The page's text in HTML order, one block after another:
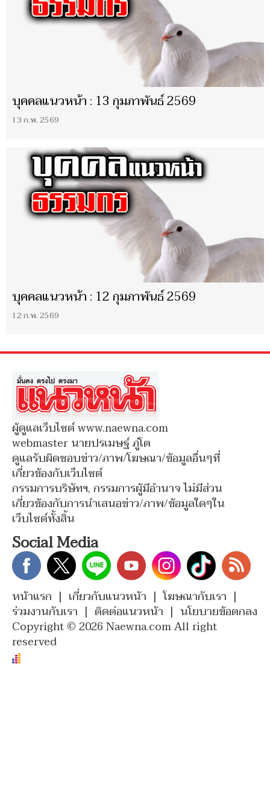
บุคคลแนวหน้า : 13 กุมภาพันธ์ 2569
13 ก.พ. 2569
บุคคลแนวหน้า : 12 กุมภาพันธ์ 2569
12 ก.พ. 2569
ผู้ดูแลเว็บไซต์ www.naewna.com
webmaster นายปรเมษฐ์ ภู่โต
ดูแลรับผิดชอบข่าว/ภาพ/โฆษณา/ข้อมูลอื่นๆที่
เกี่ยวข้องกับเว็บไซต์
กรรมการบริษัทฯ, กรรมการผู้มีอำนาจ ไม่มีส่วน
เกี่ยวข้องกับการนำเสนอข่าว/ภาพ/ข้อมูลใดๆใน
เว็บไซต์ทั้งสิ้น
Social Media
หน้าแรก | เกี่ยวกับแนวหน้า | โฆษณากับเรา |
ร่วมงานกับเรา | ติดต่อแนวหน้า | นโยบายข้อตกลง
Copyright © 2026 Naewna.com All right
reserved